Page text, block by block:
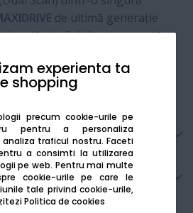
experienta ta
shopping
precum cookie-urile pe
pentru a personaliza
traficul nostru. Faceti
a consimti la utilizarea
pe web. Pentru mai multe
cookie-urile pe care le
tale privind cookie-urile,
Politica de cookies
de ultimă generație
și o fiabilitate crescută
lucru.